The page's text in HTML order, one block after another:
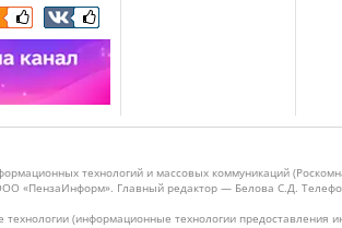
технологий и массовых коммуникаций
«ПензаИнформ». Главный редактор — Белова С.Д.
(информационные технологии предоставления